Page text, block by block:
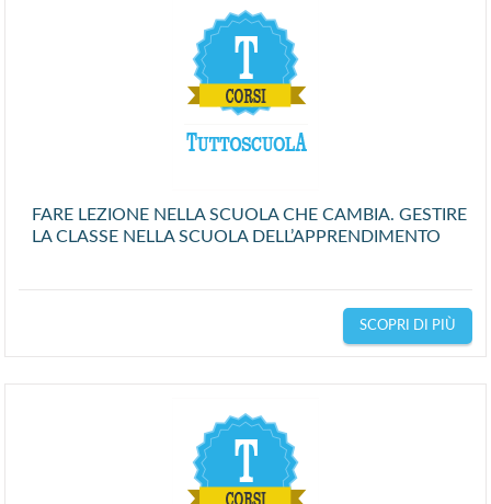
FARE LEZIONE NELLA SCUOLA CHE CAMBIA. GESTIRE
LA CLASSE NELLA SCUOLA DELL’APPRENDIMENTO
SCOPRI DI PIÙ